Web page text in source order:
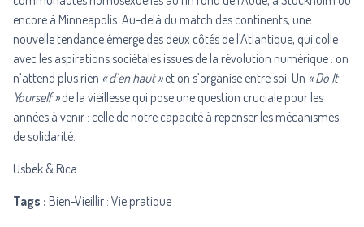
encore à Minneapolis. Au-delà du match des continents, une
nouvelle tendance émerge des deux côtés de l’Atlantique, qui colle
avec les aspirations sociétales issues de la révolution numérique : on
n’attend plus rien « d’en haut »et on s’organise entre soi. Un « Do It
Yourself »de la vieillesse qui pose une question cruciale pour les
années à venir : celle de notre capacité à repenser les mécanismes
de solidarité.
Usbek & Rica
Tags : Bien-Vieillir : Vie pratique